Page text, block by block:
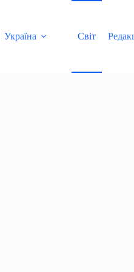
Україна
Світ